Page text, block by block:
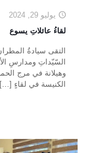
يوليو 29, 2024
لقاءُ عائلاتِ يسوع
التقى سيادةُ
السّيّداتِ ومدارسِ
وهيلانة في مرج
الكنيسة في لقاءٍ […]